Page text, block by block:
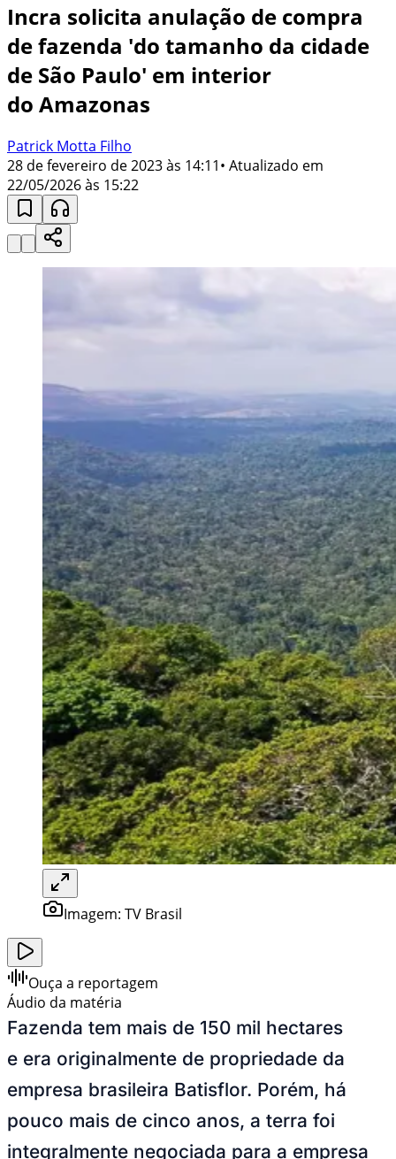
Incra solicita anulação de compra
de fazenda 'do tamanho da cidade
de São Paulo' em interior
do Amazonas
Patrick Motta Filho
28 de fevereiro de 2023 às 14:11• Atualizado em
22/05/2026 às 15:22
Imagem: TV Brasil
Ouça a reportagem
Áudio da matéria
Fazenda tem mais de 150 mil hectares
e era originalmente de propriedade da
empresa brasileira Batisflor. Porém, há
pouco mais de cinco anos, a terra foi
integralmente negociada para a empresa